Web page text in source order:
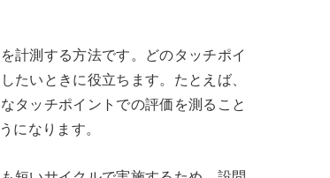
計測する方法です。どのタッチポイ
たいときに役立ちます。たとえば、
タッチポイントでの評価を測ること
になります。